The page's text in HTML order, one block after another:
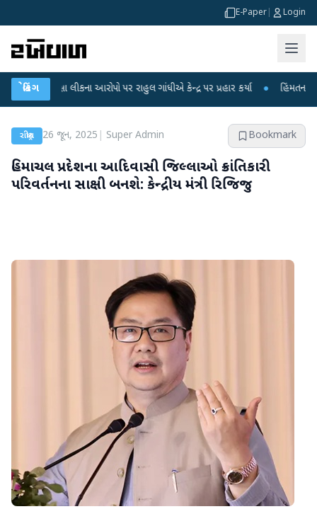
E-Paper Login
બ્રેકિંગ
લીકના આરોપો પર રાહુલ ગાંધીએ કેન્દ્ર પર પ્રહાર કર્યા ● હિંમતનગરમાં
રાષ્ટ્રીય 26 જૂન, 2025 Super Admin Bookmark
હિમાચલ પ્રદેશના આદિવાસી જિલ્લાઓ ક્રાંતિકારી
પરિવર્તનના સાક્ષી બનશે: કેન્દ્રીય મંત્રી રિજિજુ